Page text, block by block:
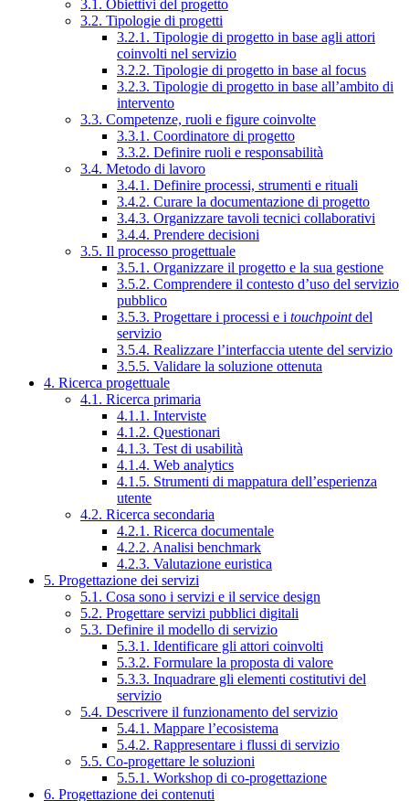
3.1. Obiettivi del progetto
3.2. Tipologie di progetti
3.2.1. Tipologie di progetto in base agli attori
coinvolti nel servizio
3.2.2. Tipologie di progetto in base al focus
3.2.3. Tipologie di progetto in base all’ambito di
intervento
3.3. Competenze, ruoli e figure coinvolte
3.3.1. Coordinatore di progetto
3.3.2. Definire ruoli e responsabilità
3.4. Metodo di lavoro
3.4.1. Definire processi, strumenti e rituali
3.4.2. Curare la documentazione di progetto
3.4.3. Organizzare tavoli tecnici collaborativi
3.4.4. Prendere decisioni
3.5. Il processo progettuale
3.5.1. Organizzare il progetto e la sua gestione
3.5.2. Comprendere il contesto d’uso del servizio
pubblico
3.5.3. Progettare i processi e i touchpointdel
servizio
3.5.4. Realizzare l’interfaccia utente del servizio
3.5.5. Validare la soluzione ottenuta
4. Ricerca progettuale
4.1. Ricerca primaria
4.1.1. Interviste
4.1.2. Questionari
4.1.3. Test di usabilità
4.1.4. Web analytics
4.1.5. Strumenti di mappatura dell’esperienza
utente
4.2. Ricerca secondaria
4.2.1. Ricerca documentale
4.2.2. Analisi benchmark
4.2.3. Valutazione euristica
5. Progettazione dei servizi
5.1. Cosa sono i servizi e il service design
5.2. Progettare servizi pubblici digitali
5.3. Definire il modello di servizio
5.3.1. Identificare gli attori coinvolti
5.3.2. Formulare la proposta di valore
5.3.3. Inquadrare gli elementi costitutivi del
servizio
5.4. Descrivere il funzionamento del servizio
5.4.1. Mappare l’ecosistema
5.4.2. Rappresentare i flussi di servizio
5.5. Co-progettare le soluzioni
5.5.1. Workshop di co-progettazione
6. Progettazione dei contenuti